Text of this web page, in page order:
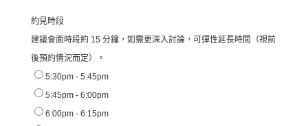
約見時段
建議會面時段約 15 分鐘，如需更深入討論，可彈性延長時間（視前
後預約情況而定）。
5:30pm - 5:45pm
5:45pm - 6:00pm
6:00pm - 6:15pm